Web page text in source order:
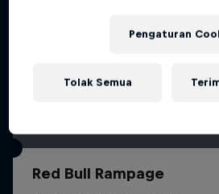
Red Bull Rampage
Pengaturan
Tolak Semua